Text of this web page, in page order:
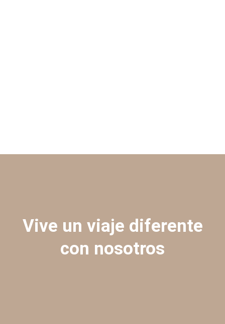
Vive un viaje diferente
con nosotros